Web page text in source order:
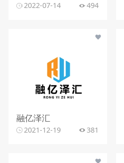
2022-07-14 494
融亿泽汇
2021-12-19 381